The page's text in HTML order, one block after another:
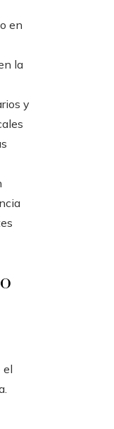
en
la
y
el